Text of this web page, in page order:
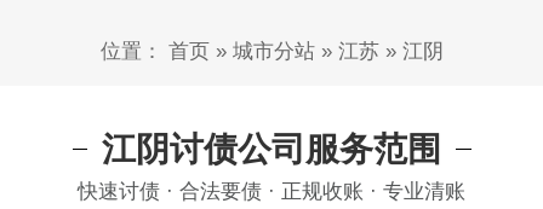
位置： 首页» 城市分站» 江苏» 江阴
江阴讨债公司服务范围
快速讨债 · 合法要债 · 正规收账 · 专业清账